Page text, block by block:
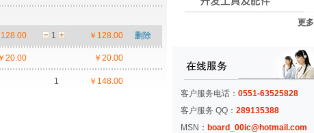
128.00 1 ￥128.00 删除
￥20.00 ￥20.00
1 ￥148.00
更多
客户服务电话： 0551-63525828
客户服务 QQ： 289135388
MSN： board_00ic@hotmail.com